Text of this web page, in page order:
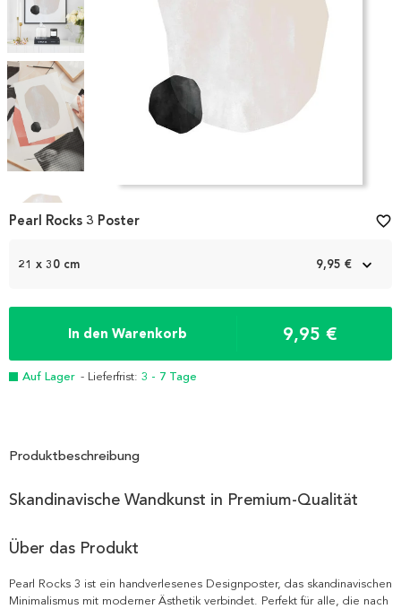
1
21 x 30 cm 9,95 €
In den Warenkorb 9,95 €
Auf Lager - Lieferfrist: 3 - 7 Tage
Pearl Rocks 3 Poster favorite_border
Produktbeschreibung
Skandinavische Wandkunst in Premium-Qualität
Über das Produkt
Pearl Rocks 3 ist ein handverlesenes Designposter, das skandinavischen
Minimalismus mit moderner Ästhetik verbindet. Perfekt für alle, die nach